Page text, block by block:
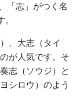
「志」がつく名
、大志（タイ
が人気です。そ
志（ソウジ）と
シロウ）のよう